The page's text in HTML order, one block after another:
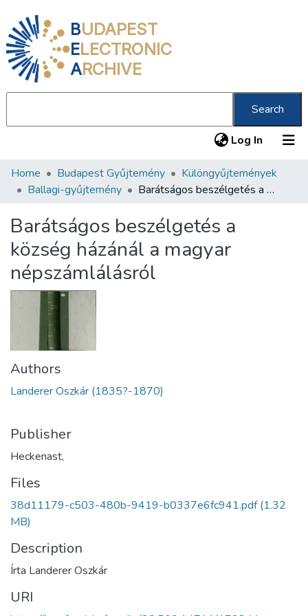
BUDAPEST
ELECTRONIC
ARCHIVE
Search
Log In (current)
Communities & Collections
Statistics
About us
Home Budapest Gyűjtemény
Különgyűjtemények
Ballagi-gyűjtemény
Barátságos beszélgetés a község házánál a magyar népszámlálásról
Barátságos beszélgetés a
község házánál a magyar
népszámlálásról
Authors
Landerer Oszkár (1835?-1870)
Publisher
Heckenast,
Files
38d11179-c503-480b-9419-b0337e6fc941.pdf(1.32
MB)
Description
Írta Landerer Oszkár
URI